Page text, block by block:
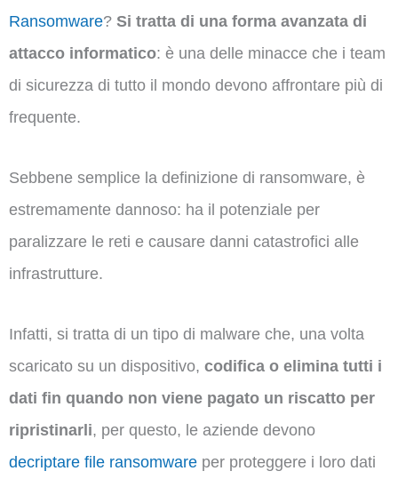
Ransomware? Si tratta di una forma avanzata di
attacco informatico: è una delle minacce che i team
di sicurezza di tutto il mondo devono affrontare più di
frequente.
Sebbene semplice la definizione di ransomware, è
estremamente dannoso: ha il potenziale per
paralizzare le reti e causare danni catastrofici alle
infrastrutture.
Infatti, si tratta di un tipo di malware che, una volta
scaricato su un dispositivo, codifica o elimina tutti i
dati fin quando non viene pagato un riscatto per
ripristinarli, per questo, le aziende devono
decriptare file ransomware per proteggere i loro dati